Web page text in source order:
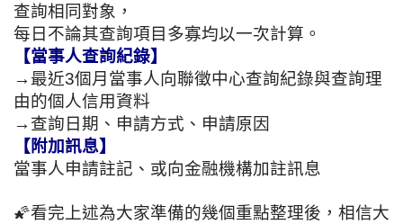
查詢相同對象，
每日不論其查詢項目多寡均以一次計算。
【當事人查詢紀錄】
→最近3個月當事人向聯徵中心查詢紀錄與查詢理
由的個人信用資料
→查詢日期、申請方式、申請原因
【附加訊息】
當事人申請註記、或向金融機構加註訊息
🌠看完上述為大家準備的幾個重點整理後， 相信大